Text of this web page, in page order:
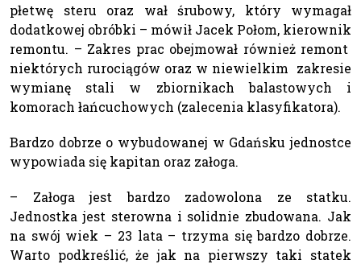
płetwę steru oraz wał śrubowy, który wymagał
dodatkowej obróbki – mówił Jacek Połom, kierownik
remontu. – Zakres prac obejmował również remont
niektórych rurociągów oraz w niewielkim zakresie
wymianę stali w zbiornikach balastowych i
komorach łańcuchowych (zalecenia klasyfikatora).
Bardzo dobrze o wybudowanej w Gdańsku jednostce
wypowiada się kapitan oraz załoga.
– Załoga jest bardzo zadowolona ze statku.
Jednostka jest sterowna i solidnie zbudowana. Jak
na swój wiek – 23 lata – trzyma się bardzo dobrze.
Warto podkreślić, że jak na pierwszy taki statek